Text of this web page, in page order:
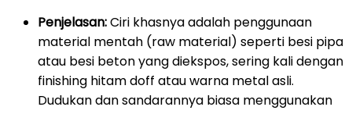
Penjelasan:Ciri khasnya adalah penggunaan
material mentah (raw material) seperti besi pipa
atau besi beton yang diekspos, sering kali dengan
finishing hitam doff atau warna metal asli.
Dudukan dan sandarannya biasa menggunakan